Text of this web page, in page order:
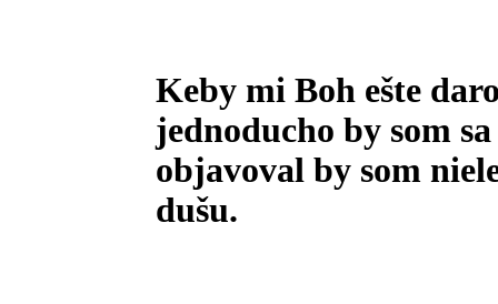
Keby mi Boh ešte
jednoducho by som
objavoval by som
dušu.